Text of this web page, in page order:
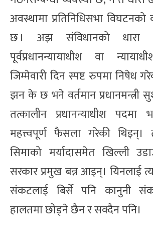
अवस्थामा प्रतिनिधिसभा
छ । अझ संविधानको
पूर्वप्रधानन्यायाधीश वा
जिम्मेवारी दिन स्पष्ट रुपमा निषेध
झन के छ भने वर्तमान प्रधानमन्त्री
तत्कालीन प्रधानन्याधीश
महत्त्वपूर्ण फैसला गरेकी थिइन्।
सिमाको मर्यादासमेत खिल्ली
सरकार प्रमुख बन्न आइन्। यिनलाई
संकटलाई बिर्से पनि कानुनी
हालतमा छोड्ने छैन र सक्दैन पनि।